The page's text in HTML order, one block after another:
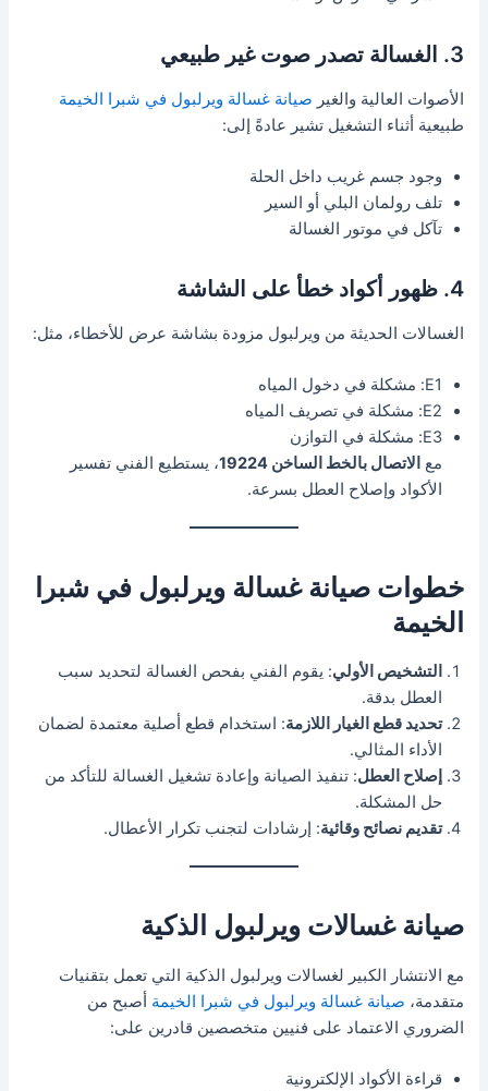
3. الغسالة تصدر صوت غير طبيعي
الأصوات العالية والغير صيانة غسالة ويرلبول في شبرا الخيمة
طبيعية أثناء التشغيل تشير عادةً إلى:
وجود جسم غريب داخل الحلة
تلف رولمان البلي أو السير
تآكل في موتور الغسالة
4. ظهور أكواد خطأ على الشاشة
الغسالات الحديثة من ويرلبول مزودة بشاشة عرض للأخطاء، مثل:
E1: مشكلة في دخول المياه
E2: مشكلة في تصريف المياه
E3: مشكلة في التوازن
مع الاتصال بالخط الساخن 19224
، يستطيع الفني تفسير
الأكواد وإصلاح العطل بسرعة.
خطوات صيانة غسالة ويرلبول في شبرا
الخيمة
التشخيص الأولي: يقوم الفني بفحص الغسالة لتحديد سبب
العطل بدقة.
تحديد قطع الغيار اللازمة: استخدام قطع أصلية معتمدة لضمان
الأداء المثالي.
إصلاح العطل: تنفيذ الصيانة وإعادة تشغيل الغسالة للتأكد من
حل المشكلة.
تقديم نصائح وقائية: إرشادات لتجنب تكرار الأعطال.
صيانة غسالات ويرلبول الذكية
مع الانتشار الكبير لغسالات ويرلبول الذكية التي تعمل بتقنيات
متقدمة، صيانة غسالة ويرلبول في شبرا الخيمة أصبح من
الضروري الاعتماد على فنيين متخصصين قادرين على:
قراءة الأكواد الإلكترونية